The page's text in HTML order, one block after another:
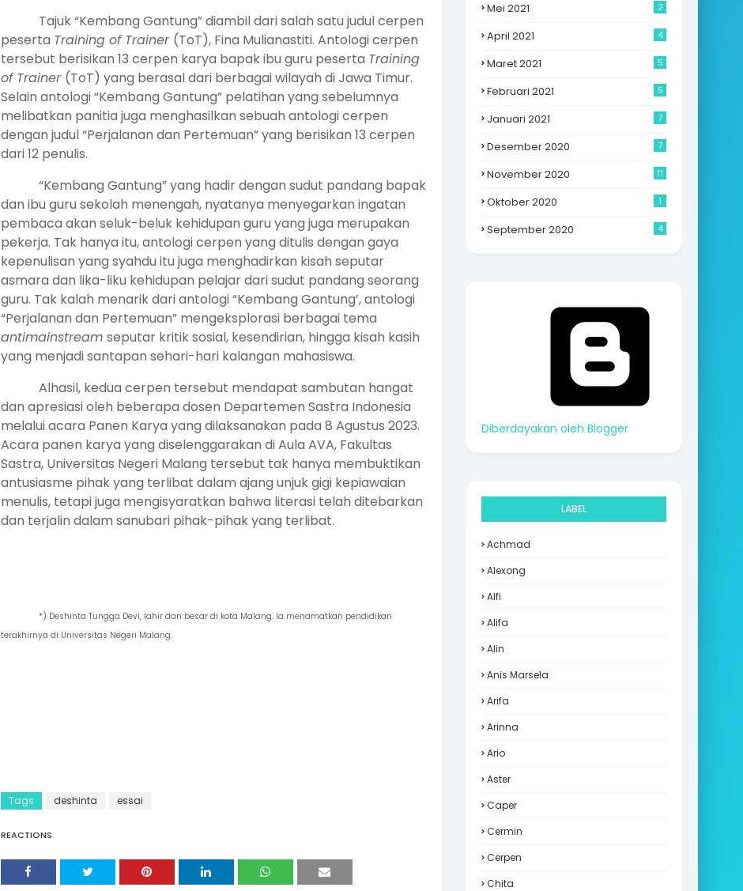
Tajuk “Kembang Gantung” diambil dari salah satu judul cerpen
peserta Training of Trainer (ToT), Fina Mulianastiti. Antologi cerpen
tersebut berisikan 13 cerpen karya bapak ibu guru peserta Training
of Trainer (ToT) yang berasal dari berbagai wilayah di Jawa Timur.
Selain antologi “Kembang Gantung” pelatihan yang sebelumnya
melibatkan panitia juga menghasilkan sebuah antologi cerpen
dengan judul “Perjalanan dan Pertemuan” yang berisikan 13 cerpen
dari 12 penulis.
“Kembang Gantung” yang hadir dengan sudut pandang bapak
dan ibu guru sekolah menengah, nyatanya menyegarkan ingatan
pembaca akan seluk-beluk kehidupan guru yang juga merupakan
pekerja. Tak hanya itu, antologi cerpen yang ditulis dengan gaya
kepenulisan yang syahdu itu juga menghadirkan kisah seputar
asmara dan lika-liku kehidupan pelajar dari sudut pandang seorang
guru. Tak kalah menarik dari antologi “Kembang Gantung’, antologi
“Perjalanan dan Pertemuan” mengeksplorasi berbagai tema
antimainstream seputar kritik sosial, kesendirian, hingga kisah kasih
yang menjadi santapan sehari-hari kalangan mahasiswa.
Alhasil, kedua cerpen tersebut mendapat sambutan hangat
dan apresiasi oleh beberapa dosen Departemen Sastra Indonesia
melalui acara Panen Karya yang dilaksanakan pada 8 Agustus 2023.
Acara panen karya yang diselenggarakan di Aula AVA, Fakultas
Sastra, Universitas Negeri Malang tersebut tak hanya membuktikan
antusiasme pihak yang terlibat dalam ajang unjuk gigi kepiawaian
menulis, tetapi juga mengisyaratkan bahwa literasi telah ditebarkan
dan terjalin dalam sanubari pihak-pihak yang terlibat.
*) Deshinta Tungga Devi, lahir dan besar di kota Malang. Ia menamatkan pendidikan
terakhirnya di Universitas Negeri Malang.
Tags deshinta essai
REACTIONS
Mei 2021 2
April 2021 4
Maret 2021 5
Februari 2021 5
Januari 2021 7
Desember 2020 7
November 2020 11
Oktober 2020 1
September 2020 4
Diberdayakan oleh Blogger
LABEL
Achmad
Alexong
Alfi
Alifa
Alin
Anis Marsela
Arifa
Arinna
Ario
Aster
Caper
Cermin
Cerpen
Chita